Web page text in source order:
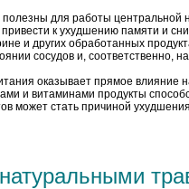
для работы центральной
к ухудшению памяти и
и других обработанных
сосудов и, соответственно,
оказывает прямое влияние
и витаминами продукты
может стать причиной